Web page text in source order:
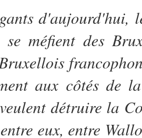
d'aujourd'hui,
se méfient des
aux côtés de
détruire la
eux, entre